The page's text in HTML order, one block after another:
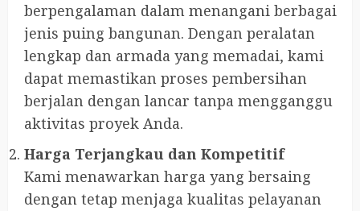
berpengalaman dalam menangani berbagai
jenis puing bangunan. Dengan peralatan
lengkap dan armada yang memadai, kami
dapat memastikan proses pembersihan
berjalan dengan lancar tanpa mengganggu
aktivitas proyek Anda.
Harga Terjangkau dan Kompetitif
Kami menawarkan harga yang bersaing
dengan tetap menjaga kualitas pelayanan